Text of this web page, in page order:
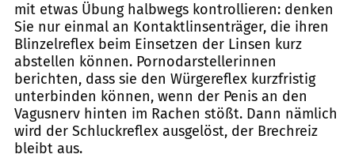
mit etwas Übung halbwegs kontrollieren: denken
Sie nur einmal an Kontaktlinsenträger, die ihren
Blinzelreflex beim Einsetzen der Linsen kurz
abstellen können. Pornodarstellerinnen
berichten, dass sie den Würgereflex kurzfristig
unterbinden können, wenn der Penis an den
Vagusnerv hinten im Rachen stößt. Dann nämlich
wird der Schluckreflex ausgelöst, der Brechreiz
bleibt aus.